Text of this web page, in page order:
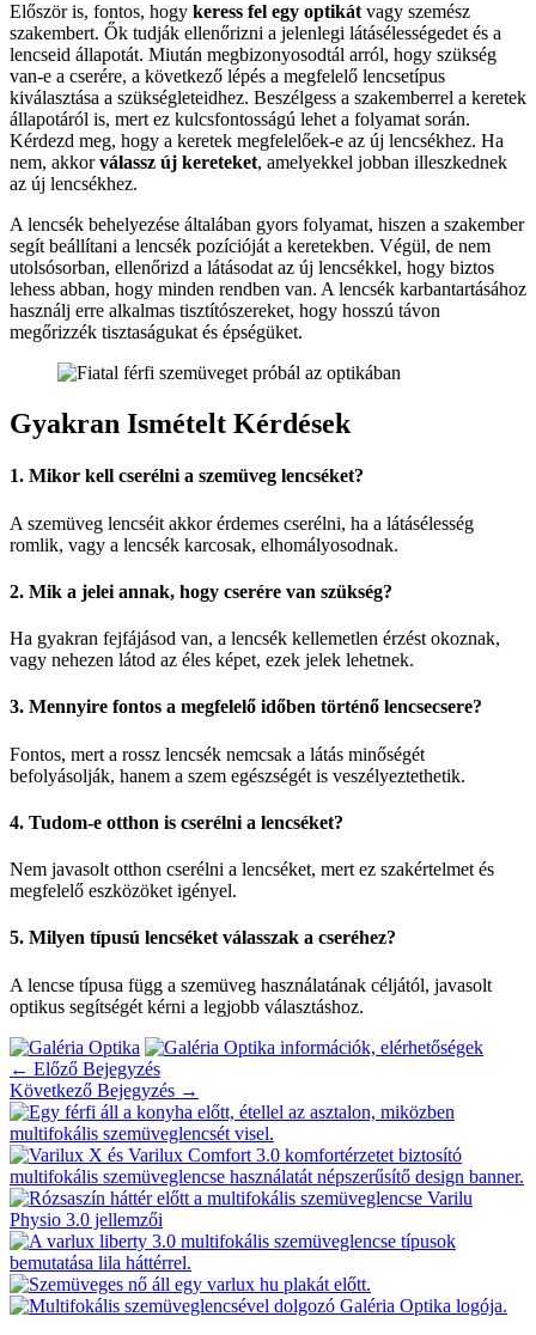
Először is, fontos, hogy keress fel egy optikát vagy szemész
szakembert. Ők tudják ellenőrizni a jelenlegi látásélességedet és a
lencseid állapotát. Miután megbizonyosodtál arról, hogy szükség
van-e a cserére, a következő lépés a megfelelő lencsetípus
kiválasztása a szükségleteidhez. Beszélgess a szakemberrel a keretek
állapotáról is, mert ez kulcsfontosságú lehet a folyamat során.
Kérdezd meg, hogy a keretek megfelelőek-e az új lencsékhez. Ha
nem, akkorválassz új kereteket, amelyekkel jobban illeszkednek
az új lencsékhez.
A lencsék behelyezése általában gyors folyamat, hiszen a szakember
segít beállítani a lencsék pozícióját a keretekben. Végül, de nem
utolsósorban, ellenőrizd a látásodat az új lencsékkel, hogy biztos
lehess abban, hogy minden rendben van. A lencsék karbantartásához
használj erre alkalmas tisztítószereket, hogy hosszú távon
megőrizzék tisztaságukat és épségüket.
Gyakran Ismételt Kérdések
1. Mikor kell cserélni a szemüveg lencséket?
A szemüveg lencséit akkor érdemes cserélni, ha a látásélesség
romlik, vagy a lencsék karcosak, elhomályosodnak.
2. Mik a jelei annak, hogy cserére van szükség?
Ha gyakran fejfájásod van, a lencsék kellemetlen érzést okoznak,
vagy nehezen látod az éles képet, ezek jelek lehetnek.
3. Mennyire fontos a megfelelő időben történő lencsecsere?
Fontos, mert a rossz lencsék nemcsak a látás minőségét
befolyásolják, hanem a szem egészségét is veszélyeztethetik.
4. Tudom-e otthon is cserélni a lencséket?
Nem javasolt otthon cserélni a lencséket, mert ez szakértelmet és
megfelelő eszközöket igényel.
5. Milyen típusú lencséket válasszak a cseréhez?
A lencse típusa függ a szemüveg használatának céljától, javasolt
optikus segítségét kérni a legjobb választáshoz.
← Előző Bejegyzés
Következő Bejegyzés →